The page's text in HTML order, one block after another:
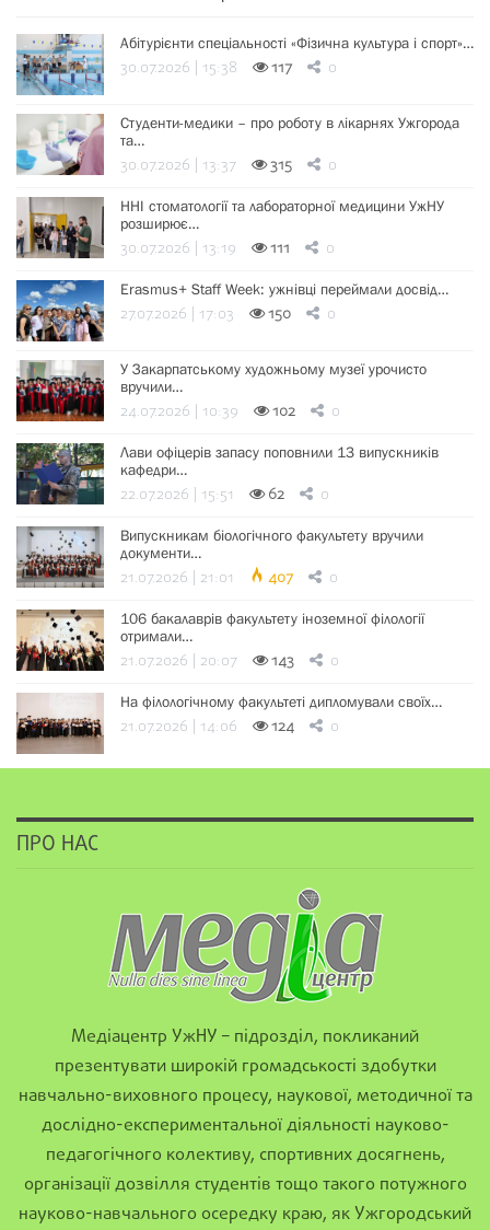
Абітурієнти спеціальності «Фізична культура і спорт»…
30.07.2026 | 15:38 117 0
Студенти-медики – про роботу в лікарнях Ужгорода
та…
30.07.2026 | 13:37 315 0
ННІ стоматології та лабораторної медицини УжНУ
розширює…
30.07.2026 | 13:19 111 0
Erasmus+ Staff Week: ужнівці переймали досвід…
27.07.2026 | 17:03 150 0
У Закарпатському художньому музеї урочисто
вручили…
24.07.2026 | 10:39 102 0
Лави офіцерів запасу поповнили 13 випускників
кафедри…
22.07.2026 | 15:51 62 0
Випускникам біологічного факультету вручили
документи…
21.07.2026 | 21:01 407 0
106 бакалаврів факультету іноземної філології
отримали…
21.07.2026 | 20:07 143 0
На філологічному факультеті дипломували своїх…
21.07.2026 | 14:06 124 0
ПРО НАС
Медіацентр УжНУ – підрозділ, покликаний
презентувати широкій громадськості здобутки
навчально-виховного процесу, наукової, методичної та
дослідно-експериментальної діяльності науково-
педагогічного колективу, спортивних досягнень,
організації дозвілля студентів тощо такого потужного
науково-навчального осередку краю, як Ужгородський